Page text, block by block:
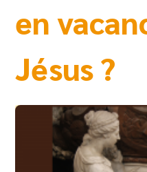
en
Jésus ?